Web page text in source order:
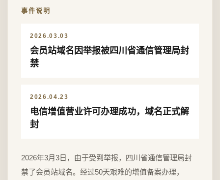
事件说明
2026.03.03
会员站域名因举报被四川省通信管理局封
禁
2026.04.23
电信增值营业许可办理成功，域名正式解
封
2026年3月3日，由于受到举报，四川省通信管理局封
禁了会员站域名。经过50天艰难的增值备案办理，